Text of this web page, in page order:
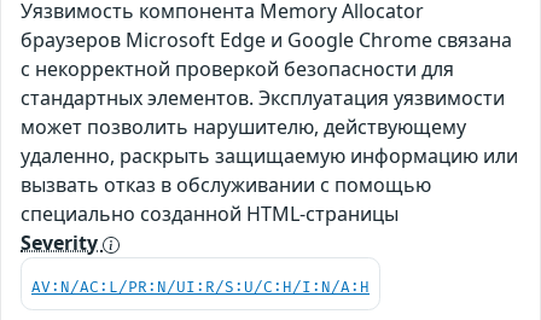
Уязвимость компонента Memory Allocator
браузеров Microsoft Edge и Google Chrome связана
с некорректной проверкой безопасности для
стандартных элементов. Эксплуатация уязвимости
может позволить нарушителю, действующему
удаленно, раскрыть защищаемую информацию или
вызвать отказ в обслуживании с помощью
специально созданной HTML-страницы
Severity
AV:N/AC:L/PR:N/UI:R/S:U/C:H/I:N/A:H